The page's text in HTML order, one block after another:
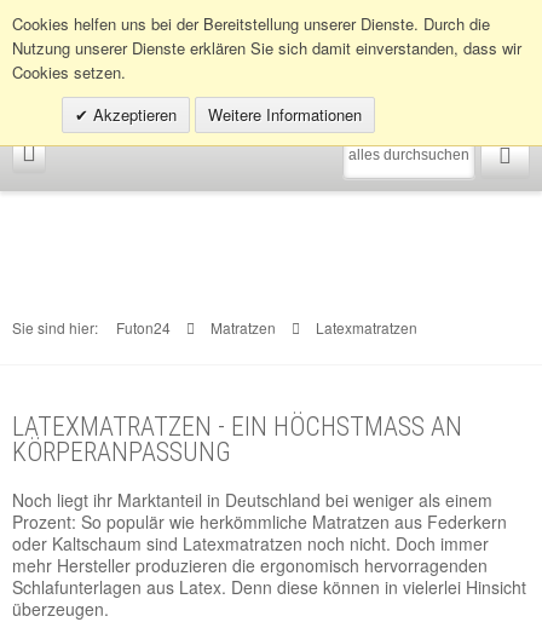
Cookies helfen uns bei der Bereitstellung unserer Dienste. Durch die
Nutzung unserer Dienste erklären Sie sich damit einverstanden, dass wir
Cookies setzen.
Akzeptieren
Weitere Informationen
Infohotline:0049 (0)30 398202080
Sie sind hier: Futon24 Matratzen Latexmatratzen
LATEXMATRATZEN - EIN HÖCHSTMASS AN
KÖRPERANPASSUNG
Noch liegt ihr Marktanteil in Deutschland bei weniger als einem
Prozent: So populär wie herkömmliche Matratzen aus Federkern
oder Kaltschaum sind Latexmatratzen noch nicht. Doch immer
mehr Hersteller produzieren die ergonomisch hervorragenden
Schlafunterlagen aus Latex. Denn diese können in vielerlei Hinsicht
überzeugen.